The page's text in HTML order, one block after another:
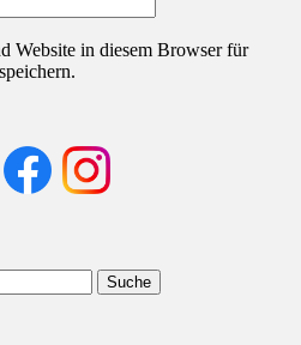
Website in diesem Browser für